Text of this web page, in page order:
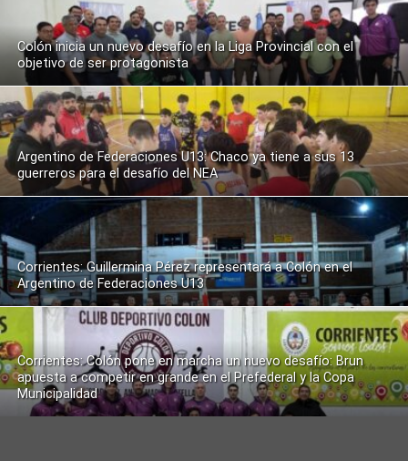
Colón inicia un nuevo desafío en la Liga Provincial con el
objetivo de ser protagonista
Argentino de Federaciones U13: Chaco ya tiene a sus 13
guerreros para el desafío del NEA
Corrientes: Guillermina Pérez representará a Colón en el
Argentino de Federaciones U13
Corrientes: Colón pone en marcha un nuevo desafío: Brun
apuesta a competir en grande en el Prefederal y la Copa
Municipalidad